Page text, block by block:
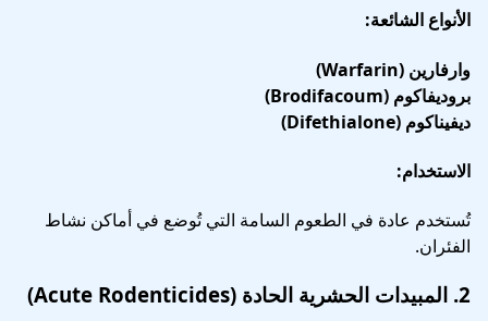
الأنواع الشائعة:
وارفارين (Warfarin)
بروديفاكوم (Brodifacoum)
ديفيناكوم (Difethialone)
الاستخدام:
تُستخدم عادة في الطعوم السامة التي تُوضع في أماكن نشاط
الفئران.
2. المبيدات الحشرية الحادة (Acute Rodenticides)